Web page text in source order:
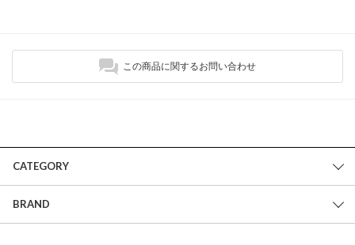
この商品に関するお問い合わせ
CATEGORY
BRAND